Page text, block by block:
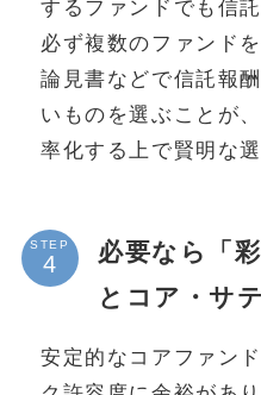
するファンドでも信
必ず複数のファンド
論見書などで信託報
いものを選ぶことが
率化する上で賢明な選
STEP
必要なら「
とコア・サ
安定的なコアファン